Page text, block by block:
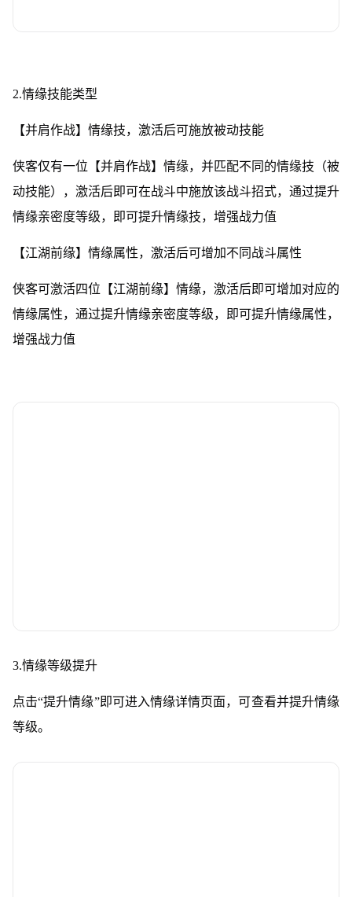
2.情缘技能类型
【并肩作战】情缘技，激活后可施放被动技能
侠客仅有一位【并肩作战】情缘，并匹配不同的情缘技（被
动技能），激活后即可在战斗中施放该战斗招式，通过提升
情缘亲密度等级，即可提升情缘技，增强战力值
【江湖前缘】情缘属性，激活后可增加不同战斗属性
侠客可激活四位【江湖前缘】情缘，激活后即可增加对应的
情缘属性，通过提升情缘亲密度等级，即可提升情缘属性，
增强战力值
3.情缘等级提升
点击“提升情缘”即可进入情缘详情页面，可查看并提升情缘
等级。